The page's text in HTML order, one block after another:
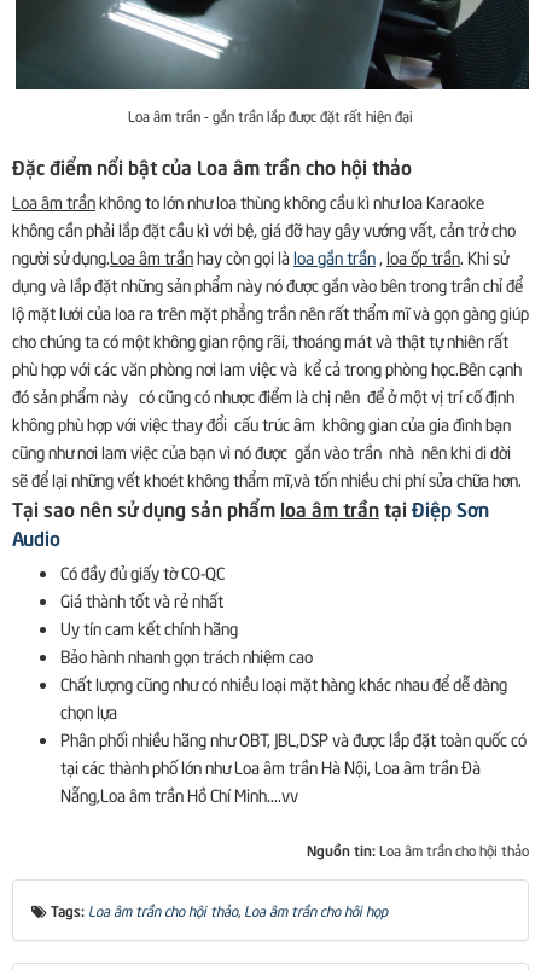
Loa âm trần - gắn trần lắp được đặt rất hiện đại
Đặc điểm nổi bật của Loa âm trần cho hội thảo
Loa âm trầnkhông to lớn như loa thùng không cầu kì như loa Karaoke
không cần phải lắp đặt cầu kì với bệ, giá đỡ hay gây vướng vất, cản trở cho
người sử dụng.Loa âm trầnhay còn gọi làloa gắn trần ,loa ốp trần. Khi sử
dụng và lắp đặt những sản phẩm này nó được gắn vào bên trong trần chỉ để
lộ mặt lưới của loa ra trên mặt phẳng trần nên rất thẩm mĩ và gọn gàng giúp
cho chúng ta có một không gian rộng rãi, thoáng mát và thật tự nhiên rất
phù hợp với các văn phòng nơi lam việc và kể cả trong phòng học.Bên cạnh
đó sản phẩm này có cũng có nhược điểm là chị nên để ở một vị trí cố định
không phù hợp với việc thay đổi cấu trúc âm không gian của gia đình bạn
cũng như nơi lam việc của bạn vì nó được gắn vào trần nhà nên khi di dời
sẽ để lại những vết khoét không thẩm mĩ,và tốn nhiều chi phí sửa chữa hơn.
Tại sao nên sử dụng sản phẩm loa âm trầntại Điệp Sơn
Audio
Có đầy đủ giấy tờ CO-QC
Giá thành tốt và rẻ nhất
Uy tín cam kết chính hãng
Bảo hành nhanh gọn trách nhiệm cao
Chất lượng cũng như có nhiều loại mặt hàng khác nhau để dễ dàng
chọn lựa
Phân phối nhiều hãng như OBT, JBL,DSP và được lắp đặt toàn quốc có
tại các thành phố lớn như Loa âm trần Hà Nội, Loa âm trần Đà
Nẵng,Loa âm trần Hồ Chí Minh....vv
Nguồn tin:Loa âm trần cho hội thảo
Tags: Loa âm trần cho hội thảo, Loa âm trần cho hôi họp